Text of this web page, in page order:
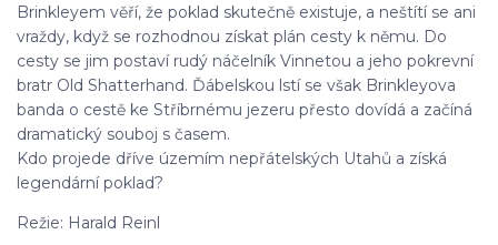
Brinkleyem věří, že poklad skutečně existuje, a neštítí se ani
vraždy, když se rozhodnou získat plán cesty k němu. Do
cesty se jim postaví rudý náčelník Vinnetou a jeho pokrevní
bratr Old Shatterhand. Ďábelskou lstí se však Brinkleyova
banda o cestě ke Stříbrnému jezeru přesto dovídá a začíná
dramatický souboj s časem.
Kdo projede dříve územím nepřátelských Utahů a získá
legendární poklad?
Režie: Harald Reinl